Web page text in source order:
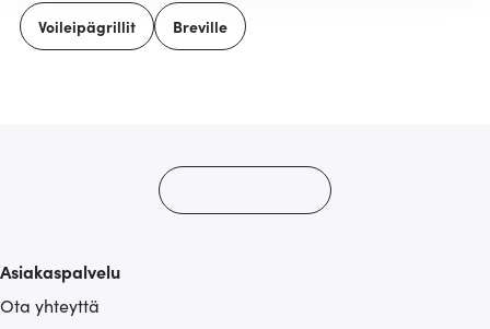
tukemiseen ja kävijämäärämme analysoimiseen. Lisäksi
jaamme sosiaalisen median, mainosalan ja analytiikka-
Voileipägrillit Breville
Asiakaspalvelu
Ota yhteyttä